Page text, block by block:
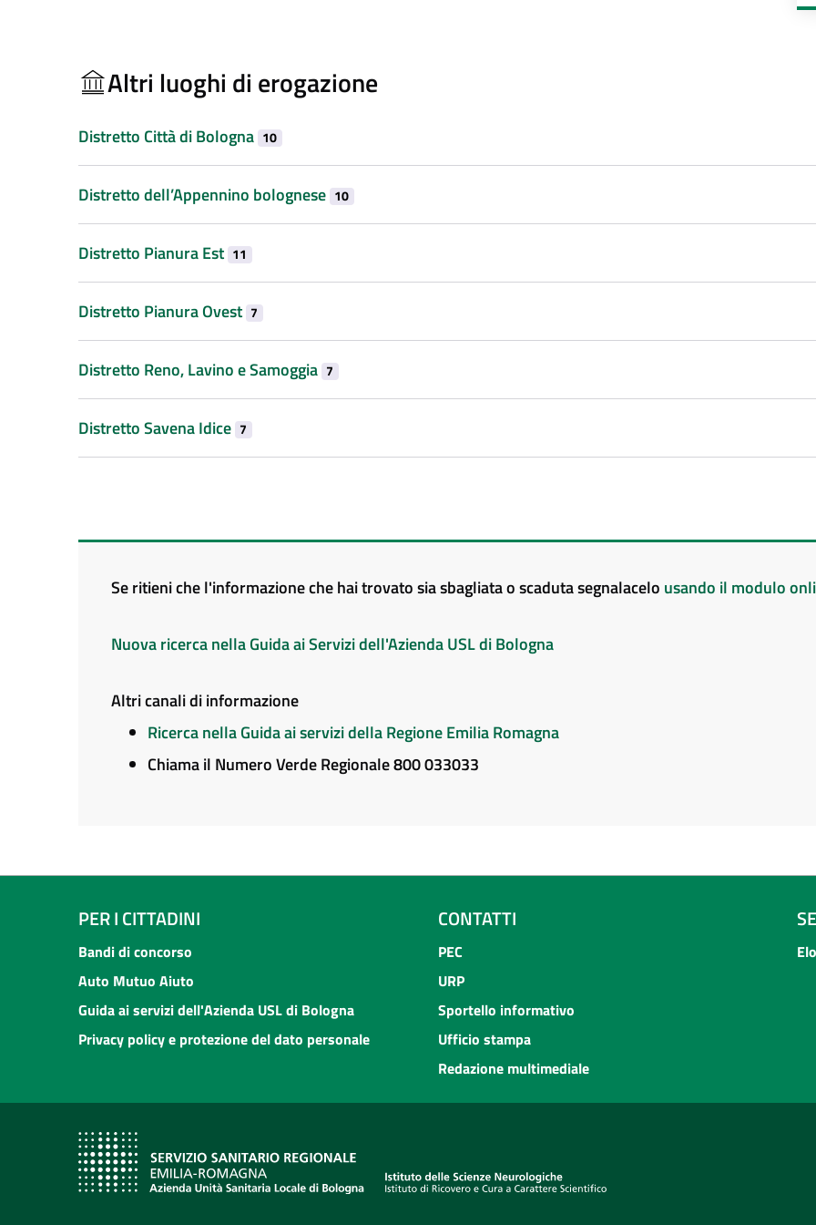
Altri luoghi di erogazione
Distretto Città di Bologna 10
Distretto dell’Appennino bolognese 10
Distretto Pianura Est 11
Distretto Pianura Ovest 7
Distretto Reno, Lavino e Samoggia 7
Distretto Savena Idice 7
Se ritieni che l'informazione che hai trovato sia sbagliata o scaduta segnalacelo usando il modulo
Nuova ricerca nella Guida ai Servizi dell'Azienda USL di Bologna
Altri canali di informazione
Ricerca nella Guida ai servizi della Regione Emilia Romagna
Chiama il Numero Verde Regionale 800 033033
PER I CITTADINI
Bandi di concorso
Auto Mutuo Aiuto
Guida ai servizi dell'Azienda USL di Bologna
Privacy policy e protezione del dato personale
CONTATTI
PEC
URP
Sportello informativo
Ufficio stampa
Redazione multimediale